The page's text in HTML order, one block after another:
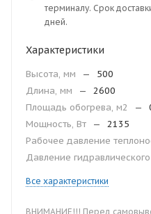
терминалу. Срок
дней.
Характеристики
Высота, мм —
500
Длина, мм
—
2600
Площадь обогрева, м2
—
Мощность, Вт
—
2135
Рабочее давление
Давление
Все характеристики
ВНИМАНИЕ!!! Перед